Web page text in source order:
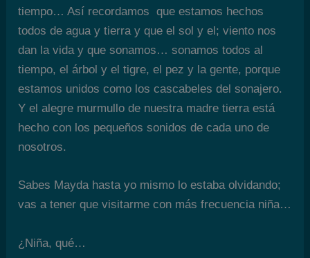
tiempo… Así recordamos que estamos hechos
todos de agua y tierra y que el sol y el; viento nos
dan la vida y que sonamos… sonamos todos al
tiempo, el árbol y el tigre, el pez y la gente, porque
estamos unidos como los cascabeles del sonajero.
Y el alegre murmullo de nuestra madre tierra está
hecho con los pequeños sonidos de cada uno de
nosotros.
Sabes Mayda hasta yo mismo lo estaba olvidando;
vas a tener que visitarme con más frecuencia niña…
¿Niña, qué…